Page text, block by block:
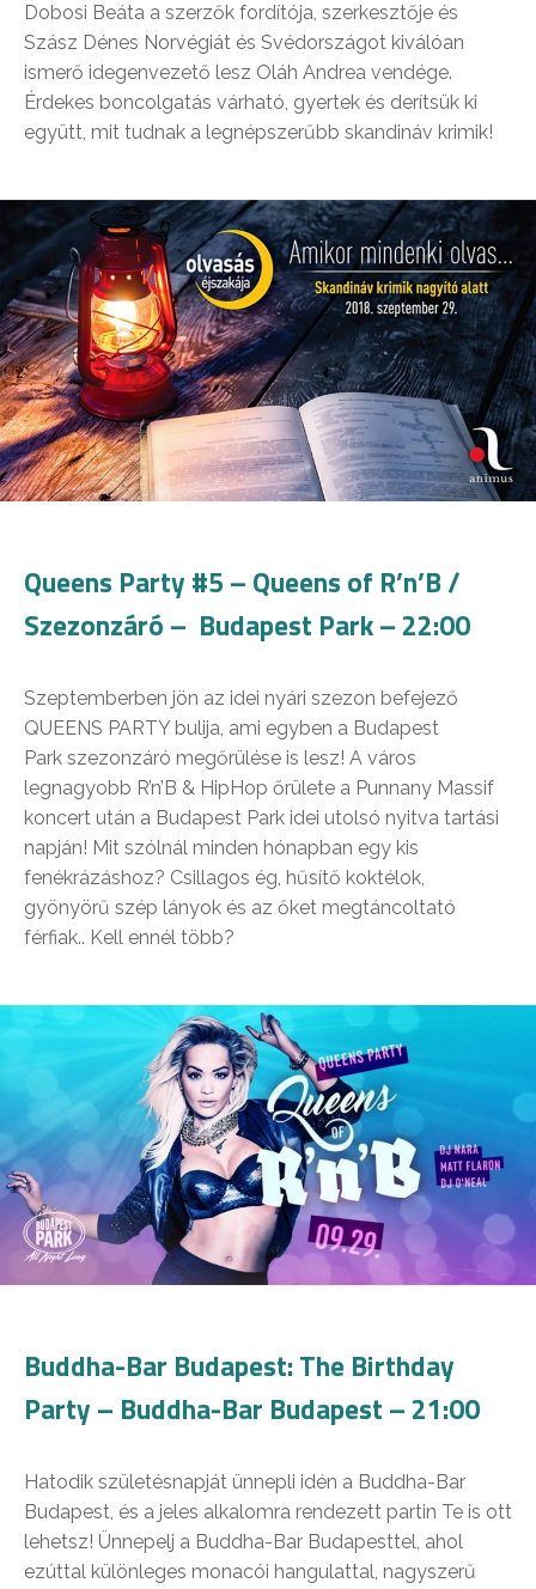
Dobosi Beáta a szerzők fordítója, szerkesztője és
Szász Dénes Norvégiát és Svédországot kiválóan
ismerő idegenvezető lesz Oláh Andrea vendége.
Érdekes boncolgatás várható, gyertek és derítsük ki
együtt, mit tudnak a legnépszerűbb skandináv krimik!
Queens Party #5 – Queens of R’n’B /
Szezonzáró – Budapest Park – 22:00
Szeptemberben jön az idei nyári szezon befejező
QUEENS PARTY bulija, ami egyben a Budapest
Park szezonzáró megőrülése is lesz! A város
legnagyobb R’n’B & HipHop őrülete a Punnany Massif
koncert után a Budapest Park idei utolsó nyitva tartási
napján! Mit szólnál minden hónapban egy kis
fenékrázáshoz? Csillagos ég, hűsítő koktélok,
gyönyörű szép lányok és az őket megtáncoltató
férfiak.. Kell ennél több?
Buddha-Bar Budapest: The Birthday
Party – Buddha-Bar Budapest – 21:00
Hatodik születésnapját ünnepli idén a Buddha-Bar
Budapest, és a jeles alkalomra rendezett partin Te is ott
lehetsz! Ünnepelj a Buddha-Bar Budapesttel, ahol
ezúttal különleges monacói hangulattal, nagyszerű